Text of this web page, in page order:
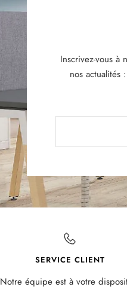
Inscrivez-vous
nos actualités
SERVICE CLIENT
Notre équipe est à votre